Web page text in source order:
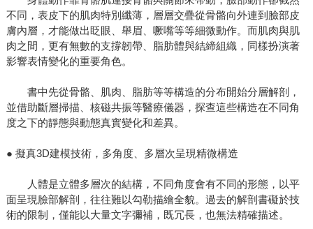
不同，表皮下的肌肉特別纖薄，層層交疊從骨骼向外連到臉部皮
膚內層，才能做出眨眼、舉眉、噘嘴等等細微動作。而肌肉與肌
肉之間，更有無數的支撐韌帶、脂肪體與結締組織，同樣扮演著
影響表情變化的重要角色。
書中先從骨骼、肌肉、脂肪等等構造的分布開始分層解剖，
並借助斷層掃描、核磁共振等醫療儀器，探查這些構造在不同角
度之下的靜態與動態真實變化和差異。
● 擬真3D建模技術，多角度、多層次呈現精微構造
人體是立體多層次的結構，不同角度會有不同的形態，以平
面呈現臉部解剖，往往難以勾勒描繪全貌。過去的解剖書礙於技
術的限制，僅能以大量文字彌補，既冗長，也無法精確描述。